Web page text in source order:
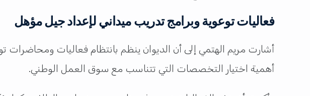
فعاليات توعوية وبرامج تدريب ميداني لإعداد جيل مؤهل
أشارت مريم الهتمي إلى أن الديوان ينظم بانتظام فعاليات ومحاضرات
أهمية اختيار التخصصات التي تتناسب مع سوق العمل الوطني.